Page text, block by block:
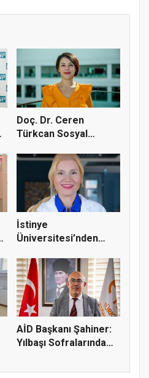
Doç. Dr. Ceren
Türkcan Sosyal
İstinye
Üniversitesi’nden
AİD Başkanı Şahiner:
Yılbaşı Sofralarında